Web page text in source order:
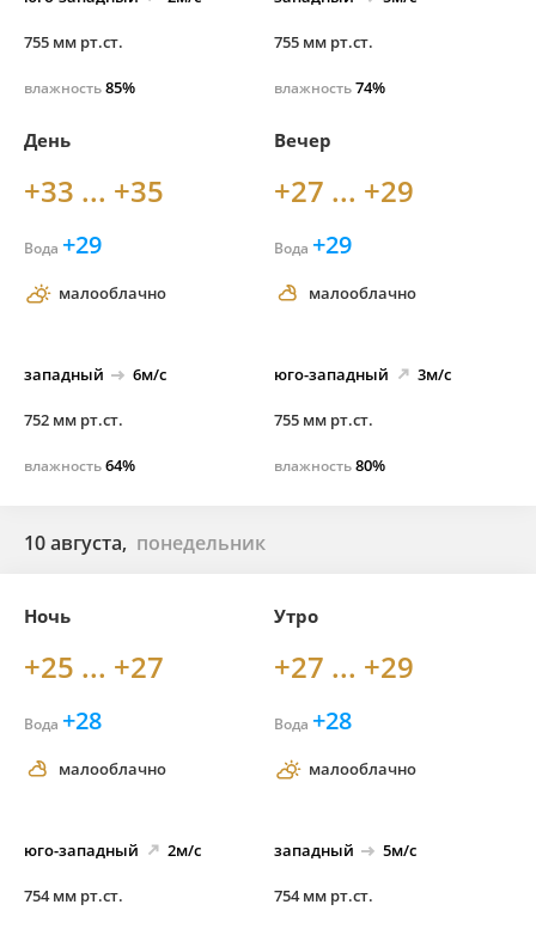
755 мм рт.ст.
влажность85%
755 мм рт.ст.
влажность74%
День
+33 ... +35
Вода +29
малооблачно
западный 6м/с
752 мм рт.ст.
влажность64%
Вечер
+27 ... +29
Вода +29
малооблачно
юго-западный 3м/с
755 мм рт.ст.
влажность80%
10 августа, понедельник
Ночь
+25 ... +27
Вода +28
малооблачно
юго-западный 2м/с
754 мм рт.ст.
Утро
+27 ... +29
Вода +28
малооблачно
западный 5м/с
754 мм рт.ст.